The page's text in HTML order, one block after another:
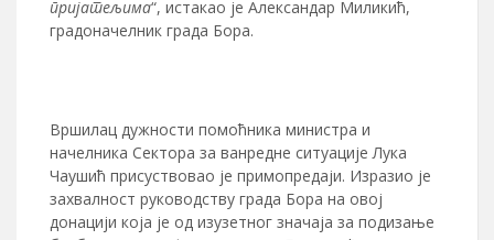
пријатељима“, истакао је Александар Миликић,
градоначелник града Бора.
Вршилац дужности помоћника министра и
начелника Сектора за ванредне ситуације Лука
Чаушић присуствовао је примопредаји. Изразио је
захвалност руководству града Бора на овој
донацији која је од изузетног значаја за подизање